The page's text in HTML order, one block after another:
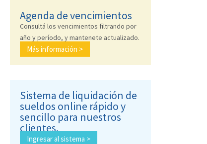
Agenda de vencimientos
Consultá los vencimientos filtrando por
año y período, y mantenete actualizado.
Más información >
Sistema de liquidación de
sueldos online rápido y
sencillo para nuestros
clientes.
Ingresar al sistema >